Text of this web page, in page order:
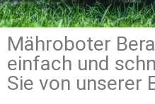
Mähroboter
einfach und
Sie von unserer